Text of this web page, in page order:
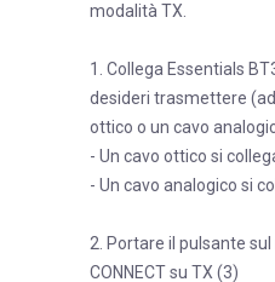
modalità TX.
1. Collega Essentials
desideri trasmettere
ottico o un cavo
- Un cavo ottico si
- Un cavo analogico si
2. Portare il pulsante
CONNECT su TX (3)